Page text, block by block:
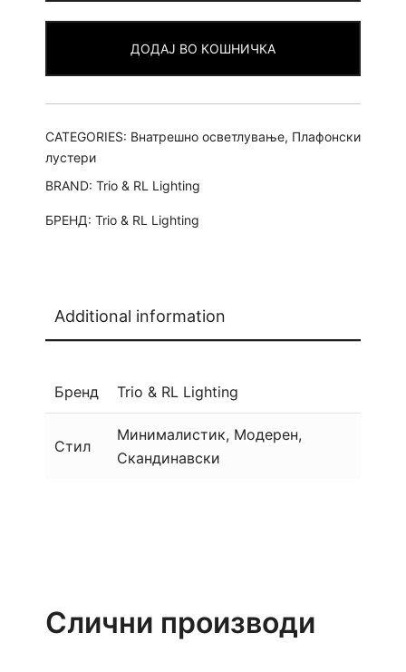
Плафонски
quantity
ДОДАЈ ВО КОШНИЧКА
CATEGORIES: Внатрешно осветлување, Плафонски
лустери
BRAND: Trio & RL Lighting
БРЕНД: Trio & RL Lighting
Additional information
Бренд Trio & RL Lighting
Стил
Минималистик, Модерен,
Скандинавски
Слични производи